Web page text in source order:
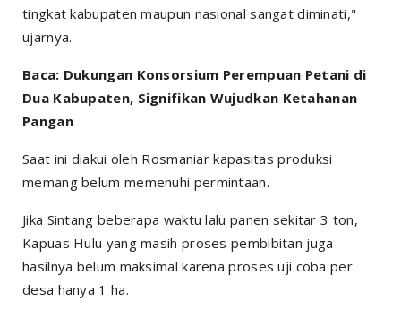
tingkat kabupaten maupun nasional sangat diminati,"
ujarnya.
Baca: Dukungan Konsorsium Perempuan Petani di
Dua Kabupaten, Signifikan Wujudkan Ketahanan
Pangan
Saat ini diakui oleh Rosmaniar kapasitas produksi
memang belum memenuhi permintaan.
Jika Sintang beberapa waktu lalu panen sekitar 3 ton,
Kapuas Hulu yang masih proses pembibitan juga
hasilnya belum maksimal karena proses uji coba per
desa hanya 1 ha.